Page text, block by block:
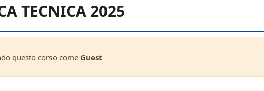
TECNICA 2025
questo corso come Guest